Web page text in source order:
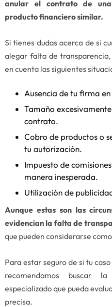
anular el contrato de
producto financiero similar.
Si tienes dudas acerca de si
alegar falta de
en cuenta las siguientes
Ausencia de tu firma
Tamaño
contrato.
Cobro de productos o
tu autorización.
Impuesto de
manera inesperada.
Utilización de
Aunque estas son las
evidencian la falta de
que pueden considerarse
Para estar seguro de si tu
recomendamos buscar
especializado que pueda
precisa.